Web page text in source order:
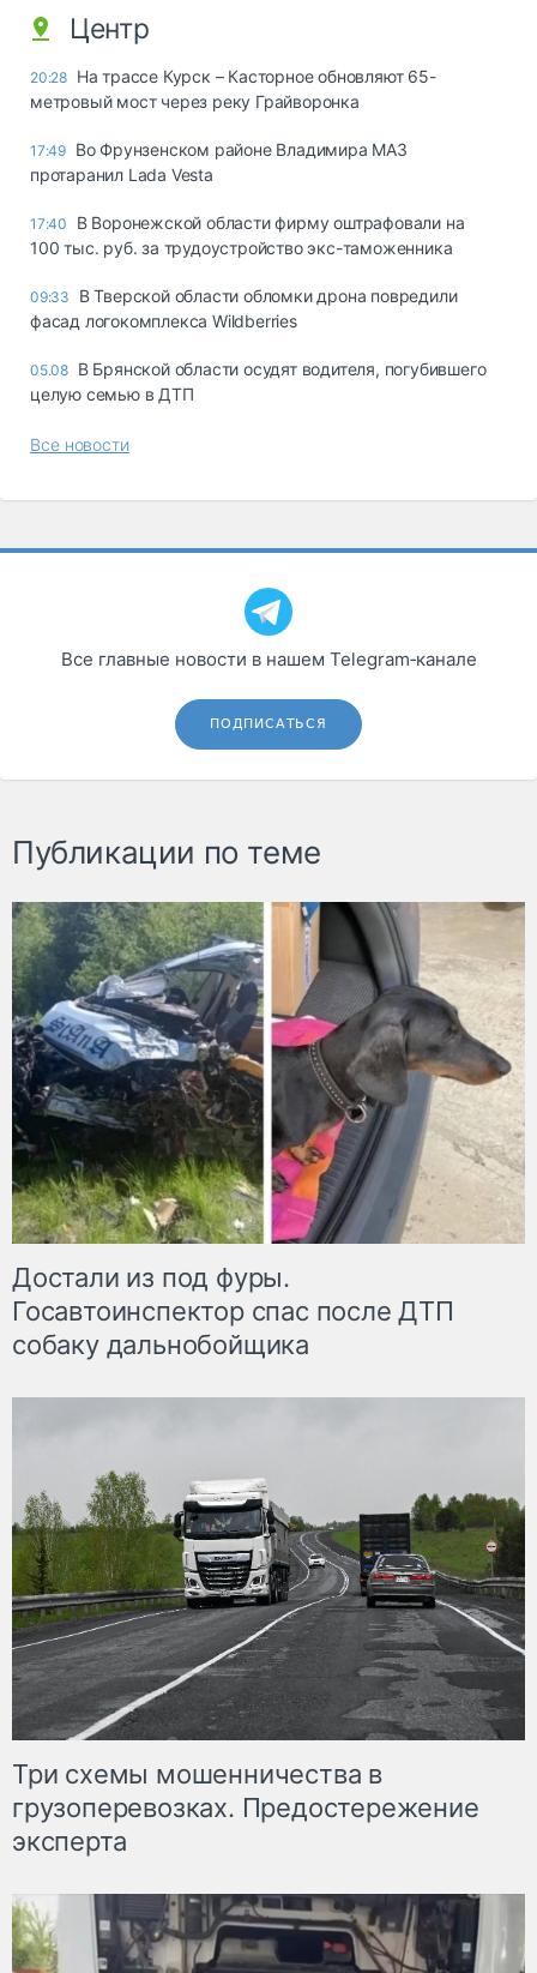
Центр
20:28 На трассе Курск – Касторное обновляют 65-
метровый мост через реку Грайворонка
17:49 Во Фрунзенском районе Владимира МАЗ
протаранил Lada Vesta
17:40
В Воронежской области фирму оштрафовали на
100 тыс. руб. за трудоустройство экс-таможенника
09:33
В Тверской области обломки дрона повредили
фасад логокомплекса Wildberries
05.08 В Брянской области осудят водителя, погубившего
целую семью в ДТП
Все новости
Все главные новости в нашем Telegram‑канале
ПОДПИСАТЬСЯ
Публикации по теме
Достали из под фуры.
Госавтоинспектор спас после ДТП
собаку дальнобойщика
Три схемы мошенничества в
грузоперевозках. Предостережение
эксперта